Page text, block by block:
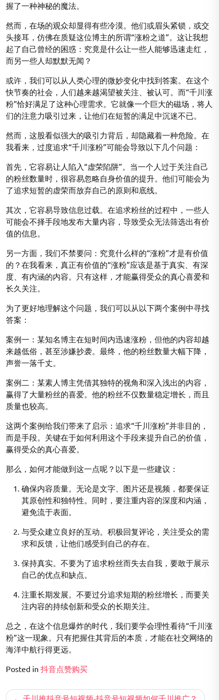
握了一种神秘的魔法。
然而，在场的观众却显得有些冷漠。他们或眉头紧锁，或交
头接耳，仿佛在质疑这位博主的所谓“涨粉之道”。这让我想
起了自己曾经的困惑：究竟是什么让一些人能够迅速走红，
而另一些人却默默无闻？
或许，我们可以从人类心理的微妙变化中找到答案。在这个
快节奏的社会，人们越来越渴望被关注、被认可。而“千川涨
粉”恰好满足了这种心理需求。它就像一个巨大的磁场，将人
们的注意力吸引过来，让他们在短暂的满足中沉迷不已。
然而，这股看似强大的吸引力背后，却隐藏着一种危险。在
我看来，过度追求“千川涨粉”可能会导致以下几个问题：
首先，它容易让人陷入“虚荣陷阱”。当一个人过于关注自己
的粉丝数量时，很容易忽略自身价值的提升。他们可能会为
了追求短暂的虚荣而放弃自己的原则和底线。
其次，它容易导致信息过载。在追求粉丝的过程中，一些人
可能会不择手段地发布大量内容，导致受众无法筛选出有价
值的信息。
另一方面，我们不禁要问：究竟什么样的“涨粉”才是有价值
的？在我看来，真正有价值的“涨粉”应该是基于真实、有深
度、有内涵的内容。只有这样，才能赢得受众的真心喜爱和
长久关注。
为了更好地理解这个问题，我们可以从以下两个案例中寻找
答案：
案例一：某知名博主在短时间内迅速涨粉，但他的内容却越
来越低俗，甚至涉嫌抄袭。最终，他的粉丝数量大幅下降，
声誉一落千丈。
案例二：某素人博主凭借其独特的视角和深入浅出的内容，
赢得了大量粉丝的喜爱。他的粉丝不仅数量稳定增长，而且
质量也较高。
这两个案例给我们带来了启示：追求“千川涨粉”并非目的，
而是手段。关键在于如何利用这个手段来提升自己的价值，
赢得受众的真心喜爱。
那么，如何才能做到这一点呢？以下是一些建议：
确保内容质量。无论是文字、图片还是视频，都要保证
其原创性和独特性。同时，要注重内容的深度和内涵，
避免流于表面。
与受众建立良好的互动。积极回复评论，关注受众的需
求和反馈，让他们感受到自己的存在。
保持真实。不要为了追求粉丝而失去自我，要敢于展示
自己的优点和缺点。
注重长期发展。不要过分追求短期的粉丝增长，而要关
注内容的持续创新和受众的长期关注。
总之，在这个信息爆炸的时代，我们要学会理性看待“千川涨
粉”这一现象。只有把握住其背后的本质，才能在社交网络的
海洋中航行得更远。
Posted in 抖音点赞购买
文 千川推抖音号短视频-抖音号短视频如何千川推广？